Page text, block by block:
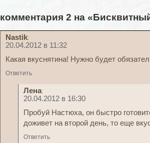
комментария 2 на
Nastik:
20.04.2012 в 11:32
Какая вкуснятина! Нужно будет
Ответить
Лена:
20.04.2012 в 16:30
Пробуй Настюха, он быстро
доживет на второй день, то еще
Ответить